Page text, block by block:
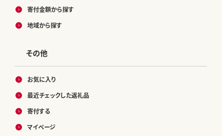
寄付金額から探す
地域から探す
その他
お気に入り
最近チェックした返礼品
寄付する
マイページ